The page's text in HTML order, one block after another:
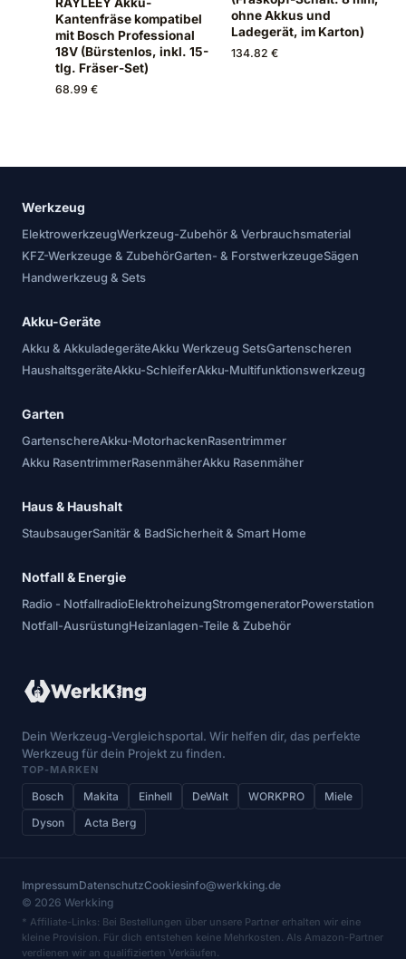
RAYLEEY Akku-
Kantenfräse kompatibel
mit Bosch Professional
18V (Bürstenlos, inkl. 15-
tlg. Fräser-Set)
68.99 €
ohne Akkus und
Ladegerät, im Karton)
134.82 €
Werkzeug
ElektrowerkzeugWerkzeug-Zubehör & Verbrauchsmaterial
KFZ-Werkzeuge & ZubehörGarten- & ForstwerkzeugeSägen
Handwerkzeug & Sets
Akku-Geräte
Akku & AkkuladegeräteAkku Werkzeug SetsGartenscheren
HaushaltsgeräteAkku-SchleiferAkku-Multifunktionswerkzeug
Garten
GartenschereAkku-MotorhackenRasentrimmer
Akku RasentrimmerRasenmäherAkku Rasenmäher
Haus & Haushalt
StaubsaugerSanitär & BadSicherheit & Smart Home
Notfall & Energie
Radio - NotfallradioElektroheizungStromgeneratorPowerstation
Notfall-AusrüstungHeizanlagen-Teile & Zubehör
Dein Werkzeug-Vergleichsportal. Wir helfen dir, das perfekte
Werkzeug für dein Projekt zu finden.
TOP-MARKEN
Bosch Makita Einhell DeWalt WORKPRO
Miele
Dyson
Acta Berg
ImpressumDatenschutzCookiesinfo@werkking.de
© 2026 Werkking
* Affiliate-Links: Bei Bestellungen über unsere Partner erhalten wir eine
kleine Provision. Für dich entstehen keine Mehrkosten. Als Amazon-Partner
verdienen wir an qualifizierten Verkäufen.